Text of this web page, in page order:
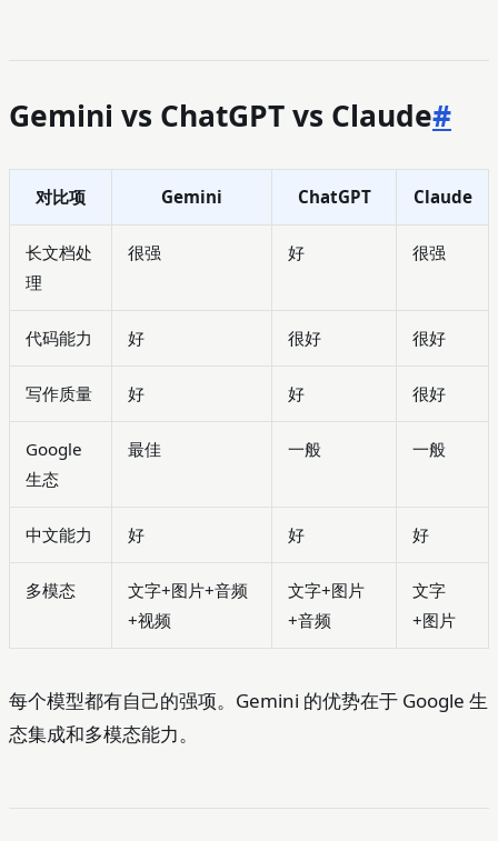
Gemini vs ChatGPT vs Claude#
对比项 Gemini ChatGPT Claude
长文档处
理
很强 好 很强
代码能力 好 很好 很好
写作质量 好 好 很好
Google
生态
最佳 一般 一般
中文能力 好 好 好
多模态
文字+图片+音频
+视频
文字+图片
+音频
文字
+图片
每个模型都有自己的强项。Gemini 的优势在于 Google 生
态集成和多模态能力。